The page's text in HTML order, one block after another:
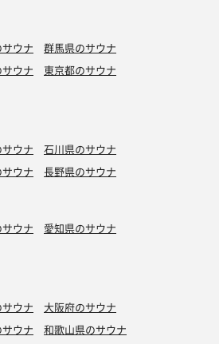
ウナ
群馬県のサウナ
ウナ
東京都のサウナ
ウナ
石川県のサウナ
ウナ 長野県のサウナ
ウナ
愛知県のサウナ
ウナ
大阪府のサウナ
ウナ 和歌山県のサウナ